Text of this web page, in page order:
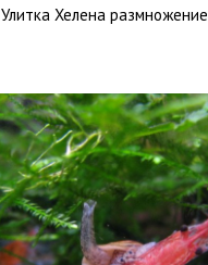
Улитка Хелена размножение